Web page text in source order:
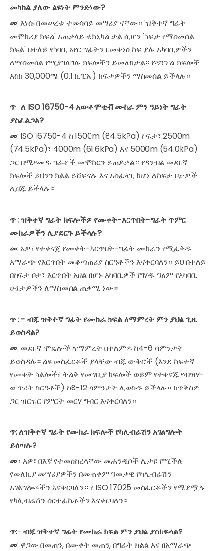
መካከል ያለው ልዩነት ምንድነው?
መ:እነሱ በመሠረቱ ተመሳሳይ መሣሪያ ናቸው። 'ዝቅተኛ ግፊት
መሞከሪያ ክፍል' አጠቃላይ ቴክኒካል ቃል ሲሆን 'ከፍታ የማስመሰል
ክፍል' በተለይ የከባቢ አየር ግፊትን በመቀነስ ከፍ ያሉ አካባቢዎችን
ለማስመሰል የሚያገለግሉ ክፍሎችን ይመለከታል። የዳንፕል ክፍሎች
እስከ 30,000ሜ (0.1 ኪፒኤ) ከፍታዎችን ማስመሰል ይችላሉ።
ጥ: ለ ISO 16750-4 አውቶሞቲቭ ሙከራ ምን ዓይነት ግፊት
ያስፈልጋል?
መ: ISO 16750-4 ከ 1500m (84.5kPa) ከፍታ፣ 2500m
(74.5kPa)፣ 4000m (61.6kPa) እና 5000m (54.0kPa)
ጋር በሚዛመዱ ግፊቶች መሞከርን ይጠይቃል። የዳንብል መደበኛ
ክፍሎች ይህንን ክልል ይሸፍናሉ እና አስፈላጊ ከሆነ ለከፍታ ቦታዎች
ሊበጁ ይችላሉ።
ጥ: ዝቅተኛ ግፊት ክፍሎችዎ የሙቀት-እርጥበት-ግፊት ጥምር
ሙከራዎችን ሊያደርጉ ይችላሉ?
መ:አዎ፣ የተቀናጀ የሙቀት-እርጥበት-ግፊት ሙከራን የሚፈቅዱ
አማራጭ የእርጥበት መቆጣጠሪያ ስርዓቶችን እናቀርባለን። ይህ በተለይ
በከፍታ ቦታ፣ እርጥበት አዘል በሆኑ አካባቢዎች የገሃዱ ዓለም የአካባቢ
ሁኔታዎችን ለማስመሰል ጠቃሚ ነው።
ጥ: - ብጁ ዝቅተኛ ግፊት የሙከራ ክፍል ለማምረት ምን ያህል ጊዜ
ይወስዳል?
መ: መደበኛ ሞዴሎች ለማምረት በተለምዶ ከ4-6 ሳምንታት
ይወስዳሉ። ልዩ መስፈርቶች ያላቸው ብጁ ውቅሮች (እንደ ከፍተኛ
የሙቀት ክልሎች፣ ትልቅ የመግቢያ ክፍሎች ወይም የተቀናጁ የብዝሃ-
ውጥረት ስርዓቶች) ከ8-12 ሳምንታት ሊወስዱ ይችላሉ። ከጥቅስዎ
ጋር ዝርዝር የምርት መርሃ ግብር እናቀርባለን።
ጥ:ለዝቅተኛ ግፊት የሙከራ ክፍሎች የካሊብሬሽን አገልግሎት
ይሰጣሉ?
መ፡ አዎ፣ በእኛ የተመሰከረላቸው መሐንዲሶች ሊታዩ የሚችሉ
የመለኪያ መሣሪያዎችን በመጠቀም ዓመታዊ የካሊብሬሽን
አገልግሎቶችን እናቀርባለን። የ ISO 17025 መስፈርቶችን የሚያሟሉ
የካሊብሬሽን ሰርተፊኬቶችን እናቀርባለን።
ጥ:- ብጁ ዝቅተኛ ግፊት የሙከራ ክፍል ምን ያህል ያስከፍላል?
መ: ዋጋው በመጠን, በሙቀት መጠን, በግፊት ክልል እና በአማራጭ